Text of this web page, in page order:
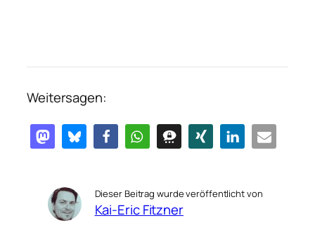
Weitersagen:
Dieser Beitrag wurde veröffentlicht von
Kai-Eric Fitzner